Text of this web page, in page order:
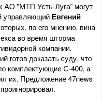
АО "МТП Усть-Луга" могут
управляющий Евгений
по его мнению, вина
во время шторма
компании.
готов доказать суду, что
комплектующие С-400, а
их. Предложение 47news